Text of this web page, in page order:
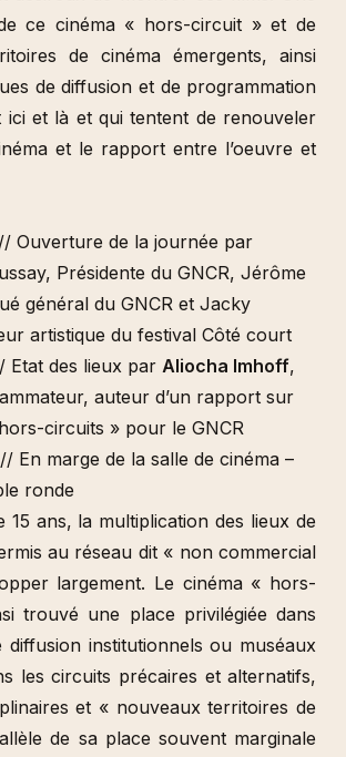
ce cinéma « hors-circuit » et de
de cinéma émergents, ainsi
de diffusion et de programmation
ici et là et qui tentent de renouveler
et le rapport entre l’oeuvre et
// Ouverture de la journée par
Présidente du GNCR, Jérôme
général du GNCR et Jacky
artistique du festival Côté court
Etat des lieux par Aliocha Imhoff,
auteur d’un rapport sur
circuits » pour le GNCR
En marge de la salle de cinéma –
ronde
15 ans, la multiplication des lieux de
au réseau dit « non commercial
largement. Le cinéma « hors-
trouvé une place privilégiée dans
diffusion institutionnels ou muséaux
les circuits précaires et alternatifs,
et « nouveaux territoires de
de sa place souvent marginale